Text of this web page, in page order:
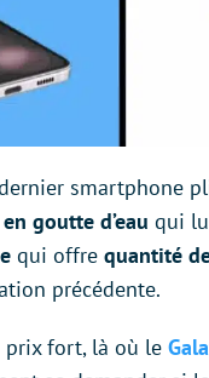
smartphone
goutte d’eau qui
qui offre quantité
précédente.
prix fort, là où le